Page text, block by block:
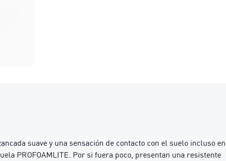
suave y una sensación de contacto con el suelo incluso en
PROFOAMLITE. Por si fuera poco, presentan una resistente